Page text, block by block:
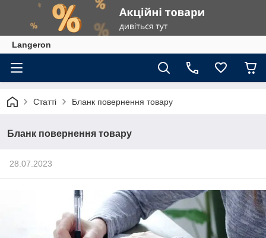
Langeron
Статті Бланк повернення товару
Бланк повернення товару
28.07.2023